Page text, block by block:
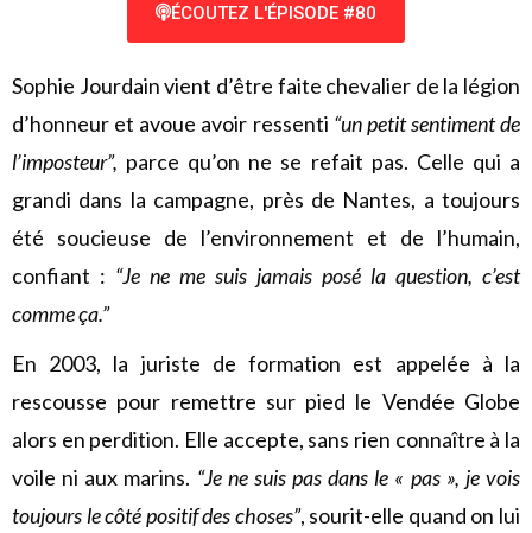
ÉCOUTEZ L'ÉPISODE #80
Sophie Jourdain vient d’être faite chevalier de la légion
d’honneur et avoue avoir ressenti “un petit sentiment de
l’imposteur”, parce qu’on ne se refait pas. Celle qui a
grandi dans la campagne, près de Nantes, a toujours
été soucieuse de l’environnement et de l’humain,
confiant : “Je ne me suis jamais posé la question, c’est
comme ça.”
En 2003, la juriste de formation est appelée à la
rescousse pour remettre sur pied le Vendée Globe
alors en perdition. Elle accepte, sans rien connaître à la
voile ni aux marins. “Je ne suis pas dans le « pas », je vois
toujours le côté positif des choses”, sourit-elle quand on lui